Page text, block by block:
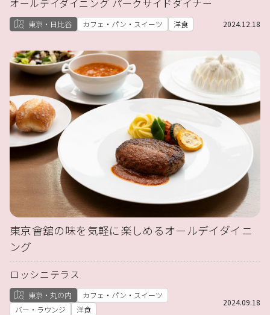
東京・日比谷 カフェ・パン・スイーツ 洋食 2024.12.18
東京會舘の味を気軽に楽しめるオールデイダイニ
ング
ロッシニテラス
東京・丸の内
カフェ・パン・スイーツ
バー・ラウンジ
洋食
2024.09.18